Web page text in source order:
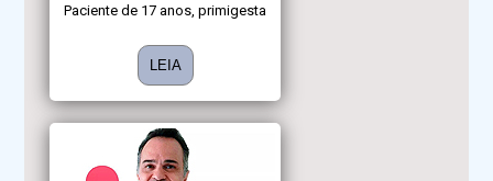
Paciente de 17 anos, primigesta
LEIA